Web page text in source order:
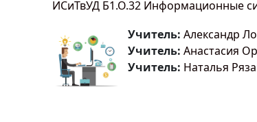
ИСиТвУД Б1.О.32 Информационные
Учитель: Александр
Учитель: Анастасия
Учитель: Наталья